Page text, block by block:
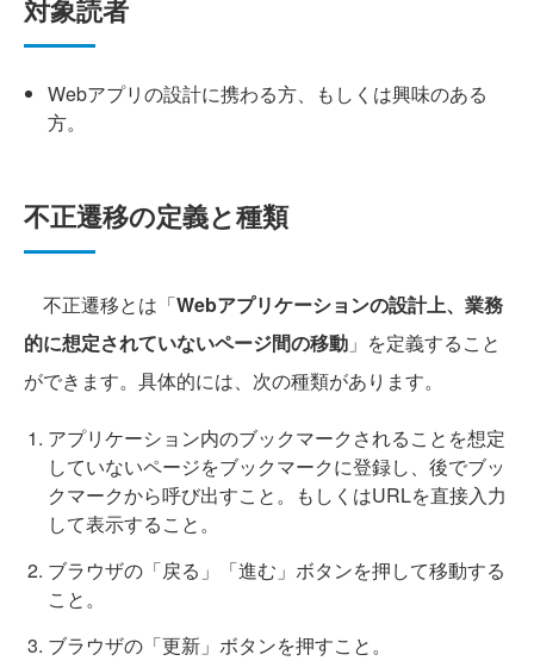
対象読者
Webアプリの設計に携わる方、もしくは興味のある
方。
不正遷移の定義と種類
不正遷移とは「Webアプリケーションの設計上、業務
的に想定されていないページ間の移動 」を定義すること
ができます。具体的には、次の種類があります。
アプリケーション内のブックマークされることを想定
していないページをブックマークに登録し、後でブッ
クマークから呼び出すこと。もしくはURLを直接入力
して表示すること。
ブラウザの「戻る」「進む」ボタンを押して移動する
こと。
ブラウザの「更新」ボタンを押すこと。